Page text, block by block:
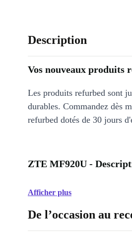
Description
Vos nouveaux produits
Les produits refurbed sont
durables. Commandez dès
refurbed dotés de 30 jours
ZTE MF920U -
Afficher plus
De l’occasion au